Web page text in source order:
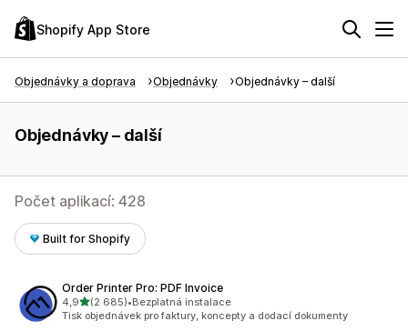
Shopify App Store
Objednávky a doprava Objednávky Objednávky – další
Objednávky – další
Počet aplikací: 428
Built for Shopify
Order Printer Pro: PDF Invoice
4,9z 5 hvězd
(2 685)
Celkový počet recenzí: 2685
•Bezplatná instalace
Tisk objednávek pro faktury, koncepty a dodací dokumenty